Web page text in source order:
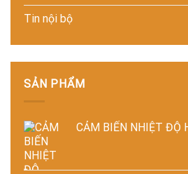
và
chất
lượng
Tin nội bộ
SẢN PHẨM
CẢM BIẾN NHIỆT ĐỘ